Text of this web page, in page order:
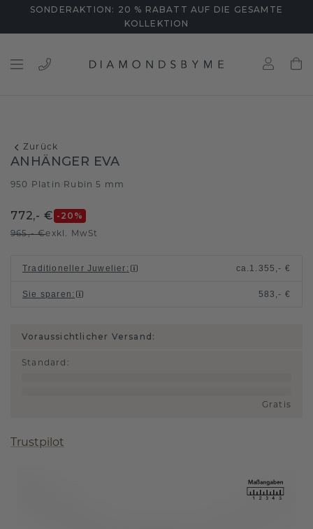
SONDERAKTION: 20 % RABATT AUF DIE GESAMTE
KOLLEKTION
Zurück
ANHÄNGER EVA
950 Platin Rubin 5 mm
772,- € -20 %
965,- €exkl. MwSt
Traditioneller Juwelier : ca. 1.355,- €
Sie sparen : 583,- €
Voraussichtlicher Versand:
Standard :
Gratis
Trustpilot